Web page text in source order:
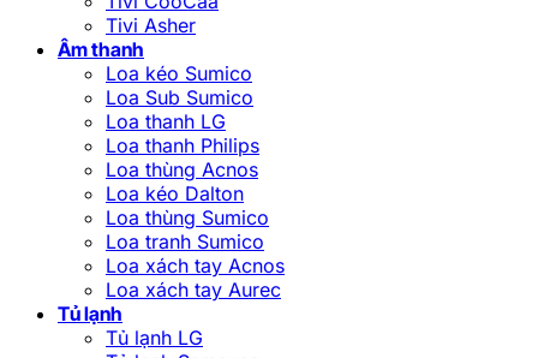
Tivi Asher
Âm thanh
Loa kéo Sumico
Loa Sub Sumico
Loa thanh LG
Loa thanh Philips
Loa thùng Acnos
Loa kéo Dalton
Loa thùng Sumico
Loa tranh Sumico
Loa xách tay Acnos
Loa xách tay Aurec
Tủ lạnh
Tủ lạnh LG